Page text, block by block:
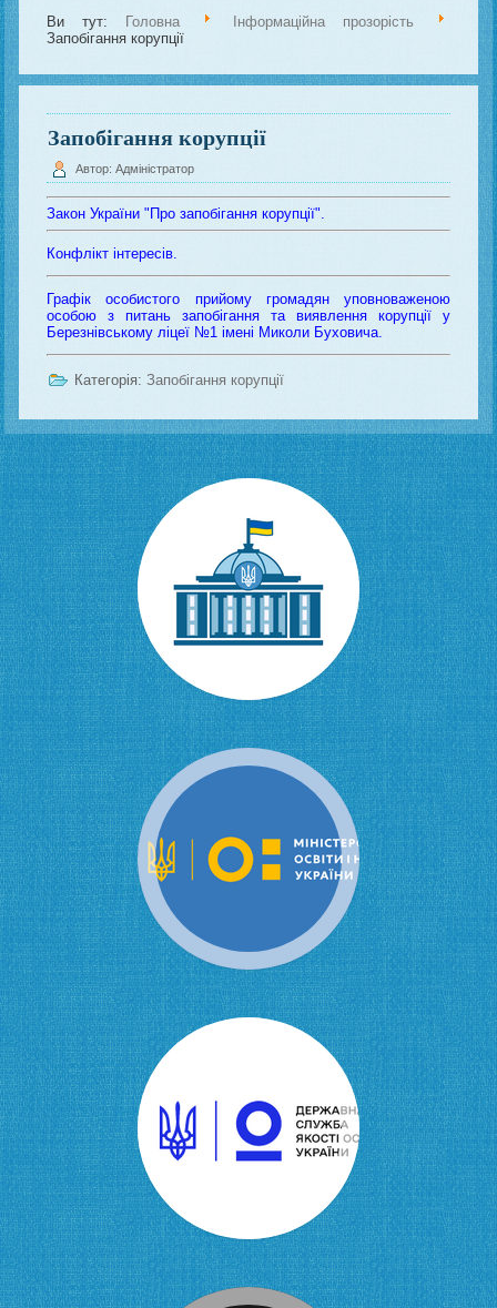
Ви тут: Головна
Інформаційна прозорість
Запобігання корупції
Запобігання корупції
Автор: Адміністратор
Закон України "Про запобігання корупції".
Конфлікт інтересів.
Графік особистого прийому громадян уповноваженою
особою з питань запобігання та виявлення корупції у
Березнівському ліцеї №1 імені Миколи Буховича.
Категорія:Запобігання корупції